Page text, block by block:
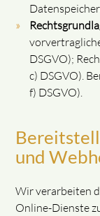
DSGVO);
c) DSGVO).
f) DSGVO).
und
Wir verarbeiten
Online-Dienste